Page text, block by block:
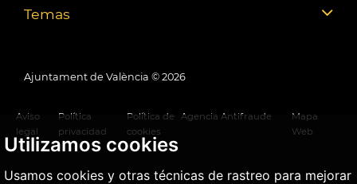
Utilizamos cookies
Usamos cookies y otras técnicas de rastreo para mejorar
Temas
Ajuntament de València © 2026
Aviso
legal
Política
privacidad
Política de
cookies
Agencia Antifraude
Mapa
Web